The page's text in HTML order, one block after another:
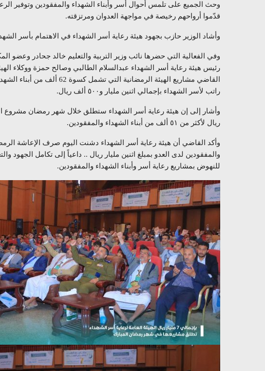
وحث الجميع على تلمس أحوال أسر وأبناء الشهداء والمفقودين وتوفير
قدّموا أرواحهم رخيصة في مواجهة العدوان ومرتزقته.
وأشاد الوزير حازب بجهود هيئة رعاية أسر الشهداء في الاهتمام بأسر
وفي الفعالية التي حضرها نائب وزير التربية والتعليم خالد جحادر وعضو
رئيس هيئة رعاية أسر الشهداء عبدالسلام الطالبي وصالح حمزة ووكلاء
راتب لأسر الشهداء بإجمالي اثنين مليار و٥٠٠ ألف ريال.
وأشار إلى إن هيئة رعاية أسر الشهداء ستطلق خلال شهر رمضان مشروع
ريال لأكثر من ٥١ ألف من أبناء الشهداء والمفقودين.
وأكد القاضي أن هيئة رعاية أسر الشهداء دشنت اليوم صرف الإعاشة
والمفقودين لدى العدو بمبلغ اثنين مليار ريال .. داعياً إلى تكامل الجهود
للنهوض بمشاريع رعاية أسر وأبناء الشهداء والمفقودين.